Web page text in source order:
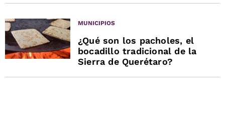
MUNICIPIOS
¿Qué son los pacholes, el
bocadillo tradicional de la
Sierra de Querétaro?